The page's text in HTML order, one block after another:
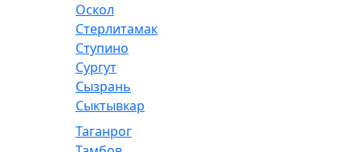
Оскол
Стерлитамак
Ступино
Сургут
Сызрань
Сыктывкар
Таганрог